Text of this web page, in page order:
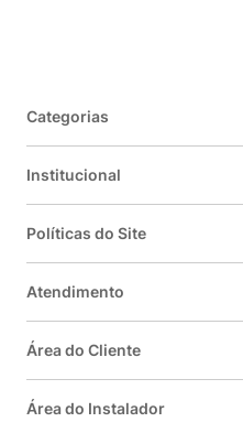
Categorias
Institucional
Políticas do Site
Atendimento
Área do Cliente
Área do Instalador